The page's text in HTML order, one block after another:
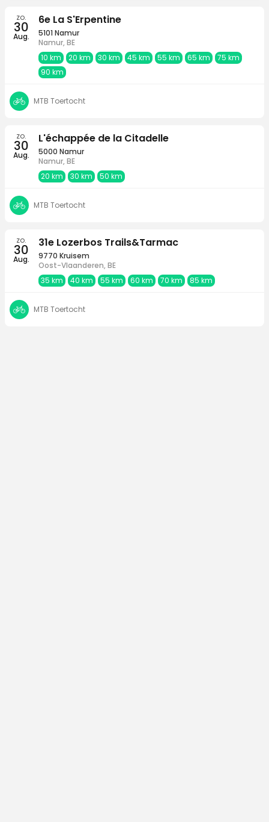
zo.
30
Aug.
6e La S'Erpentine
5101 Namur
Namur, BE
10 km
20 km 30 km 45 km 55 km 65 km
75 km
90 km
MTB Toertocht
zo.
30
Aug.
L'échappée de la Citadelle
5000 Namur
Namur, BE
20 km
30 km 50 km
MTB Toertocht
zo.
30
Aug.
31e Lozerbos Trails&Tarmac
9770 Kruisem
Oost-Vlaanderen, BE
35 km
40 km 55 km 60 km 70 km 85 km
MTB Toertocht